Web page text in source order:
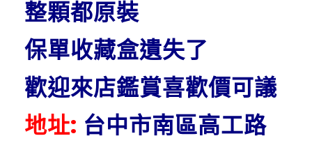
整顆都原裝
保單收藏盒遺失了
歡迎來店鑑賞喜歡價可議
地址: 台中市南區高工路